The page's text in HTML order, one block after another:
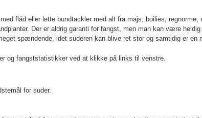
flåd eller lette bundtackler med alt fra majs, boilies, regnorme,
Der er aldrig garanti for fangst, men man kan være
spændende, idet suderen kan blive ret stor og samtidig er
og fangststatistikker ved at klikke på links til venstre.
for suder.